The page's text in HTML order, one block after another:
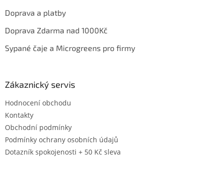
Doprava a platby
Doprava Zdarma nad 1000Kč
Sypané čaje a Microgreens pro firmy
Zákaznický servis
Hodnocení obchodu
Kontakty
Obchodní podmínky
Podmínky ochrany osobních údajů
Dotazník spokojenosti + 50 Kč sleva